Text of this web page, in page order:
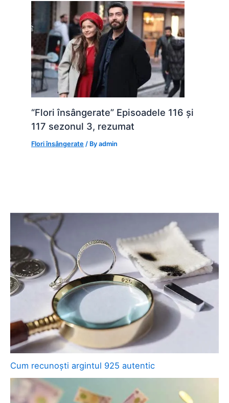
“Flori însângerate” Episoadele 116 și
117 sezonul 3, rezumat
Flori însângerate / Byadmin
Cum recunoști argintul 925 autentic